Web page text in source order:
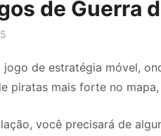
de Guerra
jogo de estratégia móvel,
piratas mais forte no
você precisará de